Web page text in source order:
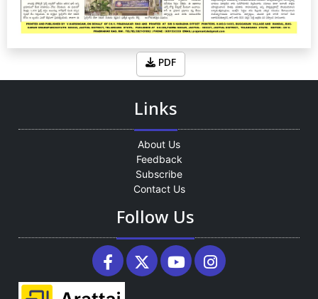
PDF
Links
About Us
Feedback
Subscribe
Contact Us
Follow Us